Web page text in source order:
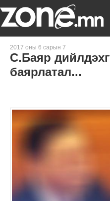
2017 оны 6 сарын 7
С.Баяр
баярлатал...